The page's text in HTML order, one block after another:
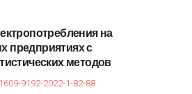
на
предприятияхс
методов
9192-2022-1-82-88